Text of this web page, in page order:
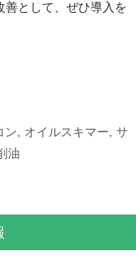
善として、ぜひ導入を
ン, オイルスキマー,サ
油